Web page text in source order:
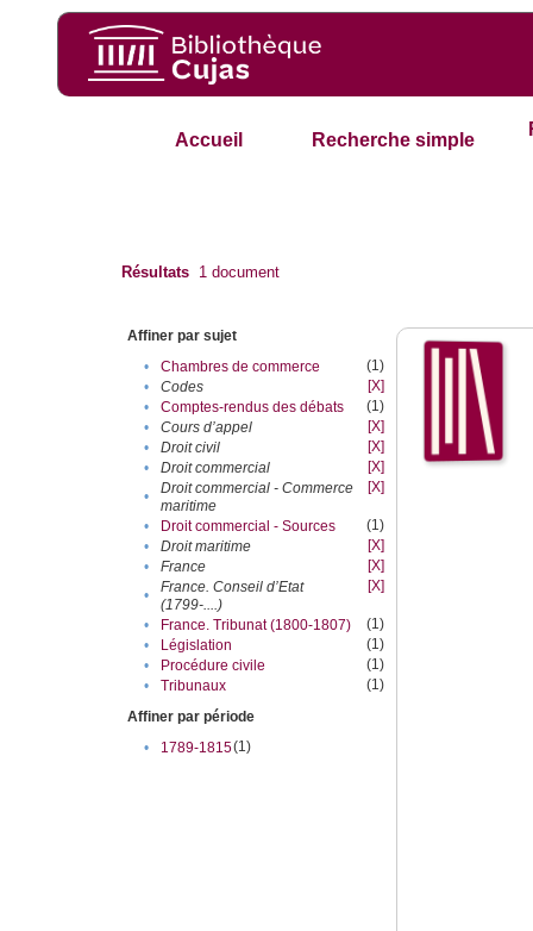
Accueil Recherche simple
Résultats 1 document
Affiner par sujet
•
Chambres de commerce
(1)
•
Codes
[X]
•
Comptes-rendus des débats
(1)
•
Cours d’appel
[X]
•
Droit civil
[X]
•
Droit commercial
[X]
•
Droit commercial - Commerce
maritime
[X]
• Droit commercial - Sources
(1)
•
Droit maritime
[X]
•
France
[X]
•
France. Conseil d’Etat
(1799-....)
[X]
• France. Tribunat (1800-1807)
(1)
•
Législation
(1)
•
Procédure civile
(1)
•
Tribunaux
(1)
Affiner par période
•
1789-1815(1)